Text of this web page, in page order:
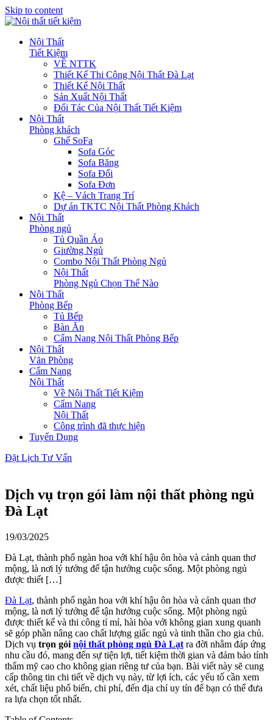
Skip to content
Nội Thất
Tiết Kiệm
VỀ NTTK
Thiết Kế Thi Công Nội Thất Đà Lạt
Thiết Kế Nội Thất
Sản Xuất Nội Thất
Đối Tác Của Nội Thất Tiết Kiệm
Nội Thất
Phòng khách
Ghế SoFa
Sofa Góc
Sofa Băng
Sofa Đối
Sofa Đơn
Kệ – Vách Trang Trí
Dự án TKTC Nội Thất Phòng Khách
Nội Thất
Phòng ngủ
Tủ Quần Áo
Giường Ngủ
Combo Nội Thất Phòng Ngủ
Nội Thất
Phòng Ngủ Chọn Thế Nào
Nội Thất
Phòng Bếp
Tủ Bếp
Bàn Ăn
Cẩm Nang Nội Thất Phòng Bếp
Nội Thất
Văn Phòng
Cẩm Nang
Nội Thất
Về Nội Thất Tiết Kiệm
Cẩm Nang
Nội Thất
Công trình đã thực hiện
Tuyển Dụng
Đặt Lịch Tư Vấn
Dịch vụ trọn gói làm nội thất phòng ngủ
Đà Lạt
19/03/2025
Đà Lạt, thành phố ngàn hoa với khí hậu ôn hòa và cảnh quan thơ
mộng, là nơi lý tưởng để tận hưởng cuộc sống. Một phòng ngủ
được thiết […]
Đà Lạt, thành phố ngàn hoa với khí hậu ôn hòa và cảnh quan thơ
mộng, là nơi lý tưởng để tận hưởng cuộc sống. Một phòng ngủ
được thiết kế và thi công tỉ mỉ, hài hòa với không gian xung quanh
sẽ góp phần nâng cao chất lượng giấc ngủ và tinh thần cho gia chủ.
Dịch vụ trọn gói nội thất phòng ngủ Đà Lạt ra đời nhằm đáp ứng
nhu cầu đó, mang đến sự tiện lợi, tiết kiệm thời gian và đảm bảo tính
thẩm mỹ cao cho không gian riêng tư của bạn. Bài viết này sẽ cung
cấp thông tin chi tiết về dịch vụ này, từ lợi ích, các yếu tố cần xem
xét, chất liệu phổ biến, chi phí, đến địa chỉ uy tín để bạn có thể đưa
ra lựa chọn tốt nhất.